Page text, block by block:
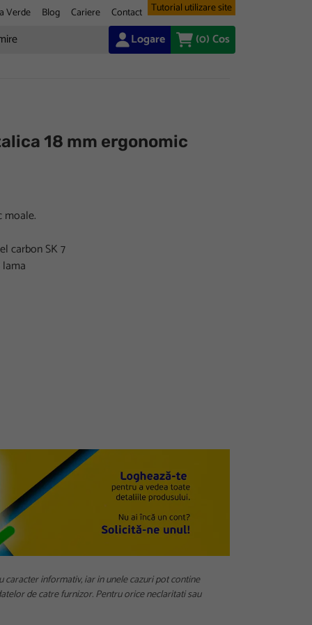
Verde Blog Cariere Contact Tutorial utilizare site
Logare (0)Cos
18 mm ergonomic
moale.
carbon SK 7
caracter informativ, iar in unele cazuri pot contine
de catre furnizor. Pentru orice neclaritati sau